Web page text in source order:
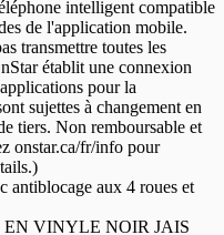
intelligent compatible
de l'application mobile.
transmettre toutes les
établit une connexion
pour la
sujettes à changement en
tiers. Non remboursable et
onstar.ca/fr/info pour
antiblocage aux 4 roues et
EN VINYLE NOIR JAIS